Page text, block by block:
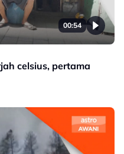
00:54
celsius, pertama